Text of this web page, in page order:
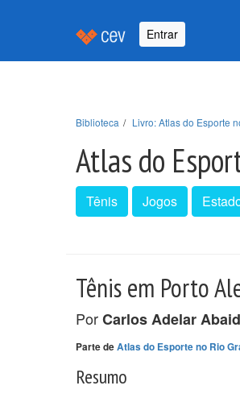
Entrar
Biblioteca Livro: Atlas do Esporte
Atlas do
Tênis Jogos
Tênis em Porto
PorCarlos Adelar
Parte deAtlas do Esporte no Rio
Resumo